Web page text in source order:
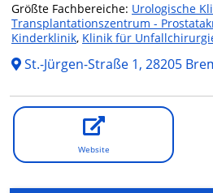
Größte Fachbereiche: Urologische
Transplantationszentrum -
Kinderklinik, Klinik für
St.-Jürgen-Straße 1, 28205
Website